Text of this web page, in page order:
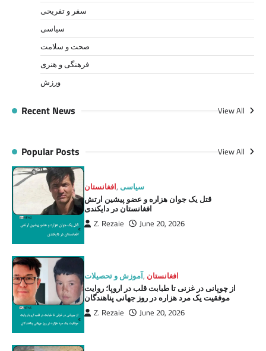
سفر و تفریحی
سیاسی
صحت و سلامت
فرهنگی و هنری
ورزش
Recent News View All
Popular Posts View All
افغانستان,سیاسی
قتل یک جوان هزاره و عضو پیشین ارتش
افغانستان در دایکندی
Z. Rezaie June 20, 2026
آموزش و تحصیلات, افغانستان
از چوپانی در غزنی تا طبابت قلب در اروپا؛ روایت
موفقیت یک مرد هزاره در روز جهانی پناهندگان
Z. Rezaie June 20, 2026